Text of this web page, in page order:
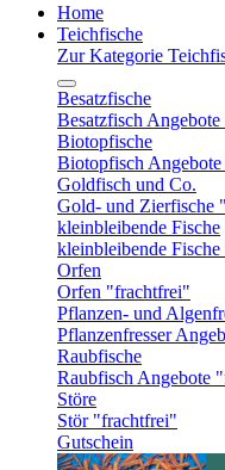
Home
Teichfische
Zur Kategorie
Besatzfische
Besatzfisch
Biotopfische
Biotopfisch
Goldfisch und Co.
Gold- und Zierfische
kleinbleibende Fische
kleinbleibende
Orfen
Orfen "frachtfrei"
Pflanzen- und
Pflanzenfresser
Raubfische
Raubfisch Angebote
Störe
Stör "frachtfrei"
Gutschein